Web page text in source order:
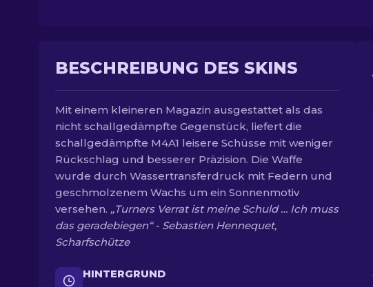
BESCHREIBUNG DES SKINS
Mit einem kleineren Magazin ausgestattet als das
nicht schallgedämpfte Gegenstück, liefert die
schallgedämpfte M4A1 leisere Schüsse mit weniger
Rückschlag und besserer Präzision. Die Waffe
wurde durch Wassertransferdruck mit Federn und
geschmolzenem Wachs um ein Sonnenmotiv
versehen. „Turners Verrat ist meine Schuld … Ich muss
das geradebiegen“ - Sebastien Hennequet,
Scharfschütze
HINTERGRUND